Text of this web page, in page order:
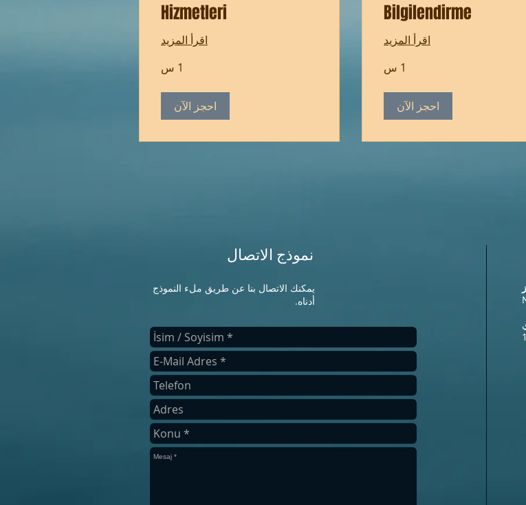
Bilgilendirme
اقرأ المزيد
1 س
احجز الآن
Hizmetleri
اقرأ المزيد
1 س
احجز الآن
نموذج الاتصال
يمكنك الاتصال بنا عن طريق ملء النموذج
أدناه.